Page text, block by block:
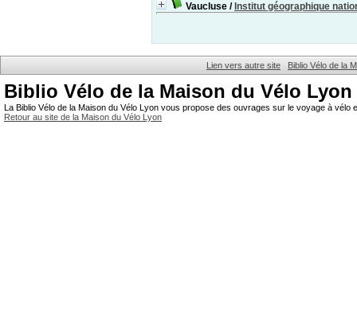
Vaucluse / Institut géographique
Lien vers autre site Biblio Vélo de la
Biblio Vélo de la Maison du Vélo Lyon
La Biblio Vélo de la Maison du Vélo Lyon vous propose des ouvrages sur le voyage à
Retour au site de la Maison du Vélo Lyon